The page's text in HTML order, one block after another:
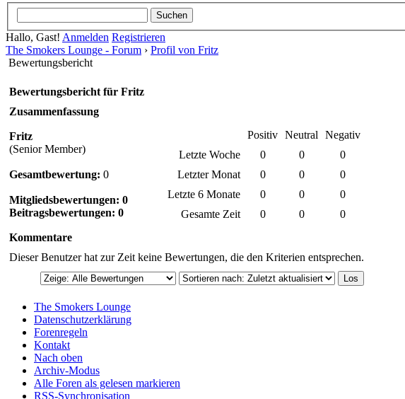
Hallo, Gast! Anmelden Registrieren
The Smokers Lounge - Forum › Profil von Fritz
Bewertungsbericht
Bewertungsbericht für Fritz
Zusammenfassung
Fritz
(Senior Member)
Gesamtbewertung: 0
Mitgliedsbewertungen: 0
Beitragsbewertungen: 0
Positiv Neutral
Negativ
Letzte Woche
0 0
0
Letzter Monat
0 0
0
Letzte 6 Monate
0 0
0
Gesamte Zeit
0 0
0
Kommentare
Dieser Benutzer hat zur Zeit keine Bewertungen, die den Kriterien entsprechen.
The Smokers Lounge
Datenschutzerklärung
Forenregeln
Kontakt
Nach oben
Archiv-Modus
Alle Foren als gelesen markieren
RSS-Synchronisation